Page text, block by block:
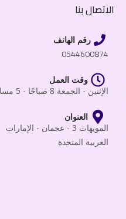
الاتصال بنا
رقم الهاتف
0544600874
وقت العمل
الإثنين - الجمعة 8 صباحًا - 5 مساءً
العنوان
المويهات 3 - عجمان - الإمارات
العربية المتحدة